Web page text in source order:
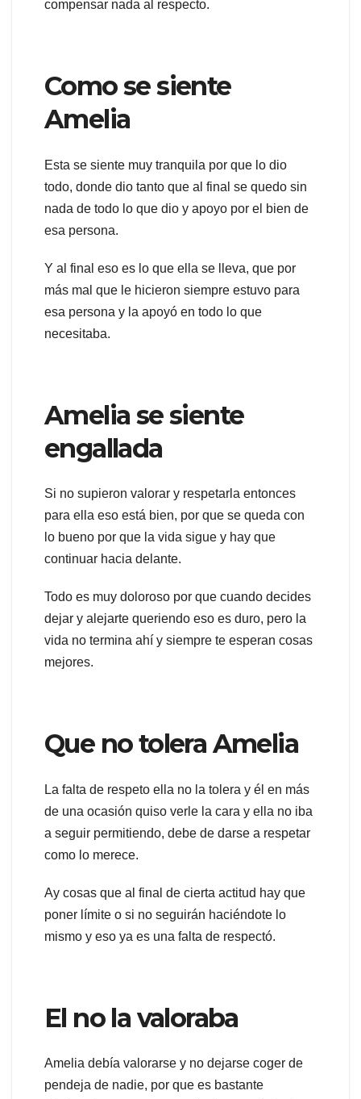
compensar nada al respecto.
Como se siente
Amelia
Esta se siente muy tranquila por que lo dio
todo, donde dio tanto que al final se quedo sin
nada de todo lo que dio y apoyo por el bien de
esa persona.
Y al final eso es lo que ella se lleva, que por
más mal que le hicieron siempre estuvo para
esa persona y la apoyó en todo lo que
necesitaba.
Amelia se siente
engallada
Si no supieron valorar y respetarla entonces
para ella eso está bien, por que se queda con
lo bueno por que la vida sigue y hay que
continuar hacia delante.
Todo es muy doloroso por que cuando decides
dejar y alejarte queriendo eso es duro, pero la
vida no termina ahí y siempre te esperan cosas
mejores.
Que no tolera Amelia
La falta de respeto ella no la tolera y él en más
de una ocasión quiso verle la cara y ella no iba
a seguir permitiendo, debe de darse a respetar
como lo merece.
Ay cosas que al final de cierta actitud hay que
poner límite o si no seguirán haciéndote lo
mismo y eso ya es una falta de respectó.
El no la valoraba
Amelia debía valorarse y no dejarse coger de
pendeja de nadie, por que es bastante